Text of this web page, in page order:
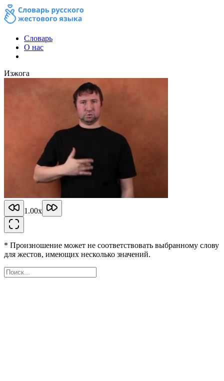
Словарь
О нас
Изжога
1.00x
* Произношение может не соответствовать выбранному слову
для жестов, имеющих несколько значений.